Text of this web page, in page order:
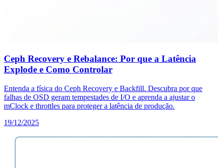
Ceph Recovery e Rebalance: Por que a Latência
Explode e Como Controlar
Entenda a física do Ceph Recovery e Backfill. Descubra por que
falhas de OSD geram tempestades de I/O e aprenda a ajustar o
mClock e throttles para proteger a latência de produção.
19/12/2025